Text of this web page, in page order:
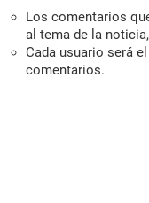
Los comentarios
al tema de la
Cada usuario será
comentarios.